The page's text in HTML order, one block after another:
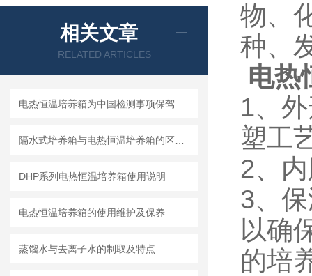
相关文章
RELATED ARTICLES
DHP系列电热恒温培养箱使用说明
电热恒温培养箱的使用维护及保养
蒸馏水与去离子水的制取及特点
物
种
 电
1
塑工艺
2
3
以确
的培